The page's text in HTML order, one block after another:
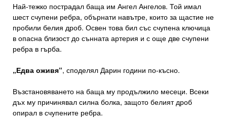
Най-тежко пострадал баща им Ангел Ангелов. Той имал
шест счупени ребра, обърнати навътре, които за щастие не
пробили белия дроб. Освен това бил със счупена ключица
в опасна близост до сънната артерия и с още две счупени
ребра в гърба.
„Едва оживя“, споделял Дарин години по-късно.
Възстановяването на баща му продължило месеци. Всеки
дъх му причинявал силна болка, защото белият дроб
опирал в счупените ребра.